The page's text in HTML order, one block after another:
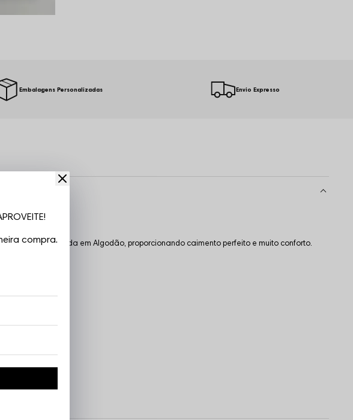
Embalagens Personalizadas Envio Expresso
confeccionada em Algodão, proporcionando caimento perfeito e muito conforto.
compra.